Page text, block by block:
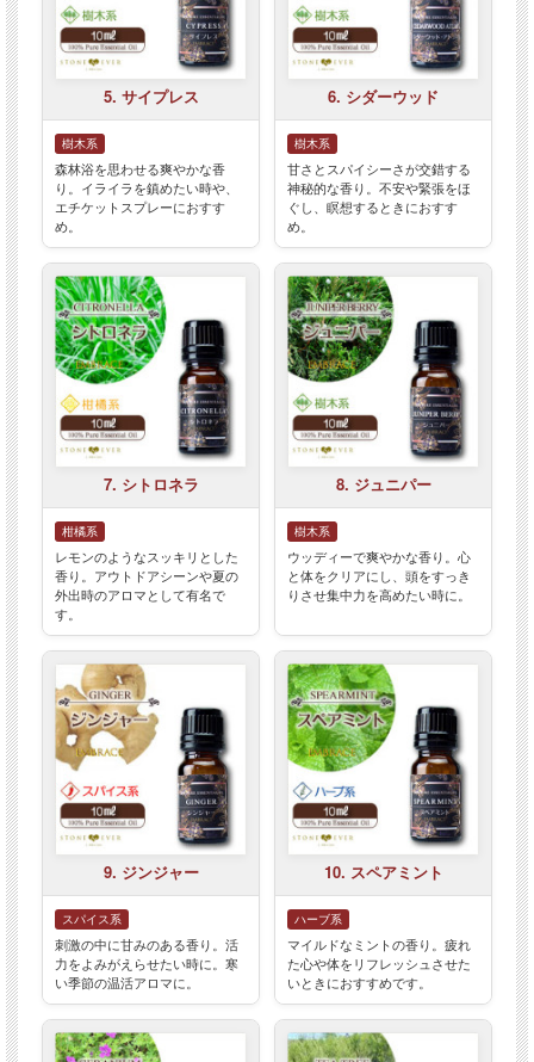
5. サイプレス
樹木系
森林浴を思わせる爽やかな香
り。イライラを鎮めたい時や、
エチケットスプレーにおすす
め。
6. シダーウッド
樹木系
甘さとスパイシーさが交錯する
神秘的な香り。不安や緊張をほ
ぐし、瞑想するときにおすす
め。
7. シトロネラ
柑橘系
レモンのようなスッキリとした
香り。アウトドアシーンや夏の
外出時のアロマとして有名で
す。
8. ジュニパー
樹木系
ウッディーで爽やかな香り。心
と体をクリアにし、頭をすっき
りさせ集中力を高めたい時に。
9. ジンジャー
スパイス系
刺激の中に甘みのある香り。活
力をよみがえらせたい時に。寒
い季節の温活アロマに。
10. スペアミント
ハーブ系
マイルドなミントの香り。疲れ
た心や体をリフレッシュさせた
いときにおすすめです。